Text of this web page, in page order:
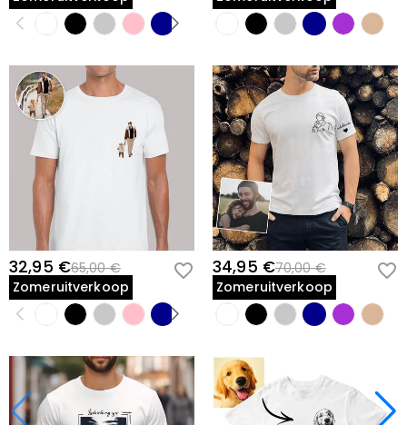
32,95 €65,00 €
Zomeruitverkoop
34,95 €70,00 €
Zomeruitverkoop